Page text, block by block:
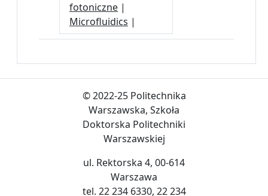
fotoniczne |
Microfluidics |
© 2022-25 Politechnika
Warszawska, Szkoła
Doktorska Politechniki
Warszawskiej
ul. Rektorska 4, 00-614
Warszawa
tel. 22 234 6330, 22 234